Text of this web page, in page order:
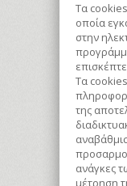
Τα cookies
οποία
στην
Τα
της
ανάγκες